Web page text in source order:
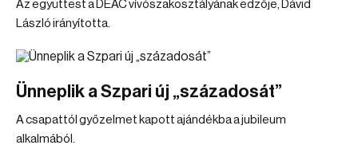
Az együttest a DEAC vívószakosztályának edzője, Dávid
László irányította.
Ünneplik a Szpari új „századosát”
A csapattól győzelmet kapott ajándékba a jubileum
alkalmából.